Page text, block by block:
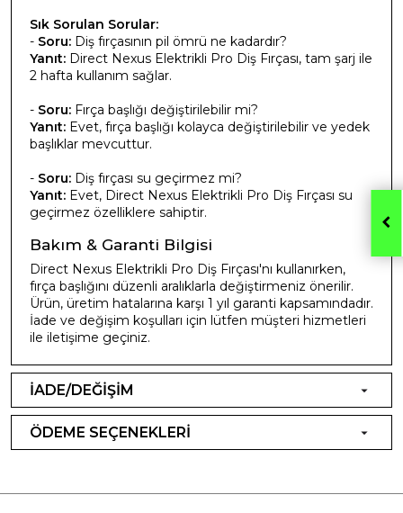
Sık Sorulan Sorular:
- Soru: Diş fırçasının pil ömrü ne kadardır?
Yanıt: Direct Nexus Elektrikli Pro Diş Fırçası, tam şarj ile
2 hafta kullanım sağlar.
- Soru: Fırça başlığı değiştirilebilir mi?
Yanıt: Evet, fırça başlığı kolayca değiştirilebilir ve yedek
başlıklar mevcuttur.
- Soru: Diş fırçası su geçirmez mi?
Yanıt: Evet, Direct Nexus Elektrikli Pro Diş Fırçası su
geçirmez özelliklere sahiptir.
Bakım & Garanti Bilgisi
Direct Nexus Elektrikli Pro Diş Fırçası'nı kullanırken,
fırça başlığını düzenli aralıklarla değiştirmeniz önerilir.
Ürün, üretim hatalarına karşı 1 yıl garanti kapsamındadır.
İade ve değişim koşulları için lütfen müşteri hizmetleri
ile iletişime geçiniz.
İADE/DEĞİŞİM
ÖDEME SEÇENEKLERİ